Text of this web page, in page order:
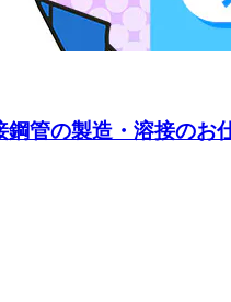
管の製造・溶接のお